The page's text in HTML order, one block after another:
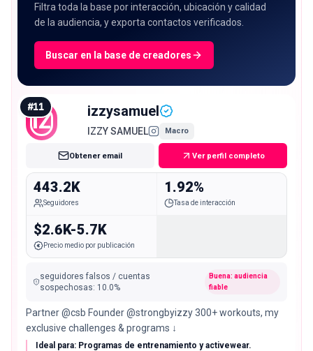
Filtra toda la base por interacción, ubicación y calidad
de la audiencia, y exporta contactos verificados.
Buscar en la base de creadores
IZ
#11 izzysamuel
IZZY SAMUEL Macro
Obtener email Ver perfil completo
443.2K
Seguidores
1.92%
Tasa de interacción
$2.6K-5.7K
Precio medio por publicación
seguidores falsos / cuentas
sospechosas: 10.0%
Buena: audiencia
fiable
Partner @csb Founder @strongbyizzy 300+ workouts, my
exclusive challenges & programs ↓
Ideal para: Programas de entrenamiento y activewear.